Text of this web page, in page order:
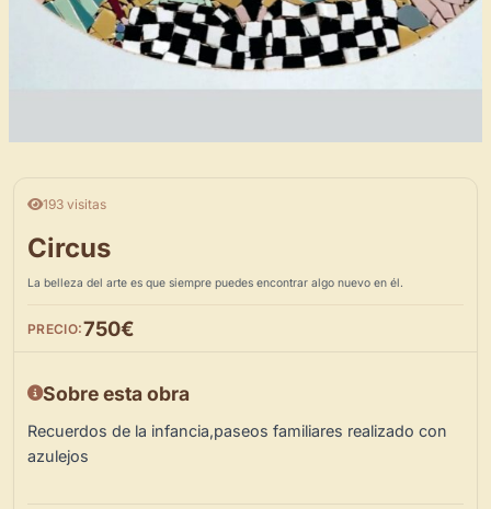
193 visitas
Circus
La belleza del arte es que siempre puedes encontrar algo nuevo en él.
PRECIO:750€
Sobre esta obra
Recuerdos de la infancia,paseos familiares realizado con
azulejos